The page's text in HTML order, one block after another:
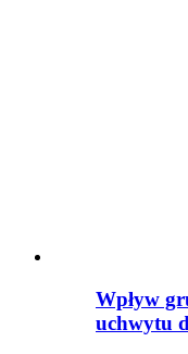
Wpływ
uchwytu